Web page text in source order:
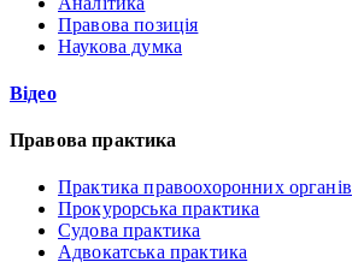
Правова позиція
Наукова думка
Відео
Правова практика
Практика правоохоронних органів
Прокурорська практика
Судова практика
Адвокатська практика